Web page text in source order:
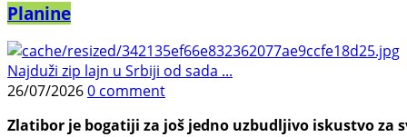
Planine
Najduži zip lajn u Srbiji od sada ...
26/07/20260 comment
Zlatibor je bogatiji za još jedno uzbudljivo iskustvo